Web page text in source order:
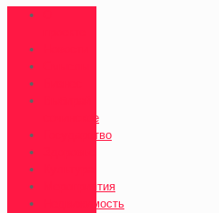
сочинское
Государство
Мероприятия
Недвижимость